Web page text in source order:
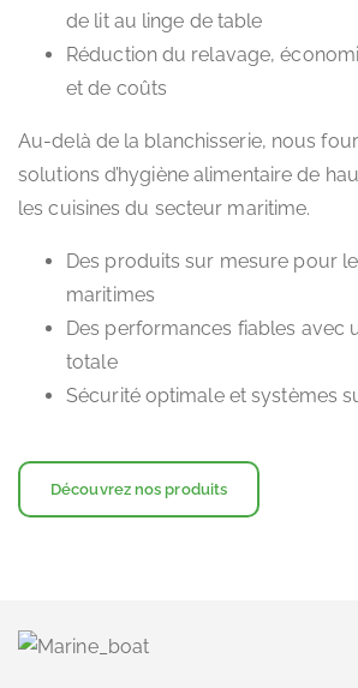
de lit au linge de table
Réduction du relavage,
et de coûts
Au-delà de la blanchisserie, nous
solutions d’hygiène alimentaire de
les cuisines du secteur maritime.
Des produits sur mesure pour
maritimes
Des performances fiables avec
totale
Sécurité optimale et systèmes
Découvrez nos produits